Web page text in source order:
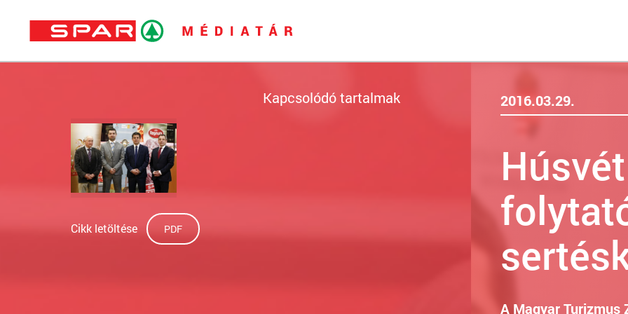
Kapcsolódó tartalmak
Cikk letöltése PDF
2016.03.29.
A Magyar Turizmus